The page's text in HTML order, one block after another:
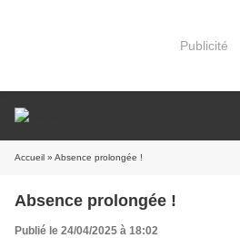
Publicité
Accueil » Absence prolongée !
Absence prolongée !
Publié le 24/04/2025 à 18:02